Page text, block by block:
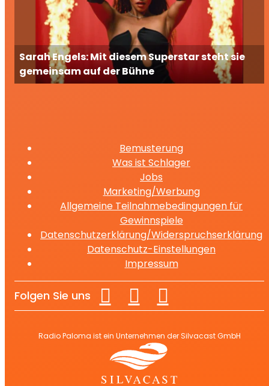
Sarah Engels: Mit diesem Superstar steht sie
gemeinsam auf der Bühne
Bemusterung
Was ist Schlager
Jobs
Marketing/Werbung
Allgemeine Teilnahmebedingungen für
Gewinnspiele
Datenschutzerklärung/Widerspruchserklärung
Datenschutz-Einstellungen
Impressum
Folgen Sie uns
Radio Paloma ist ein Unternehmen der Silvacast GmbH